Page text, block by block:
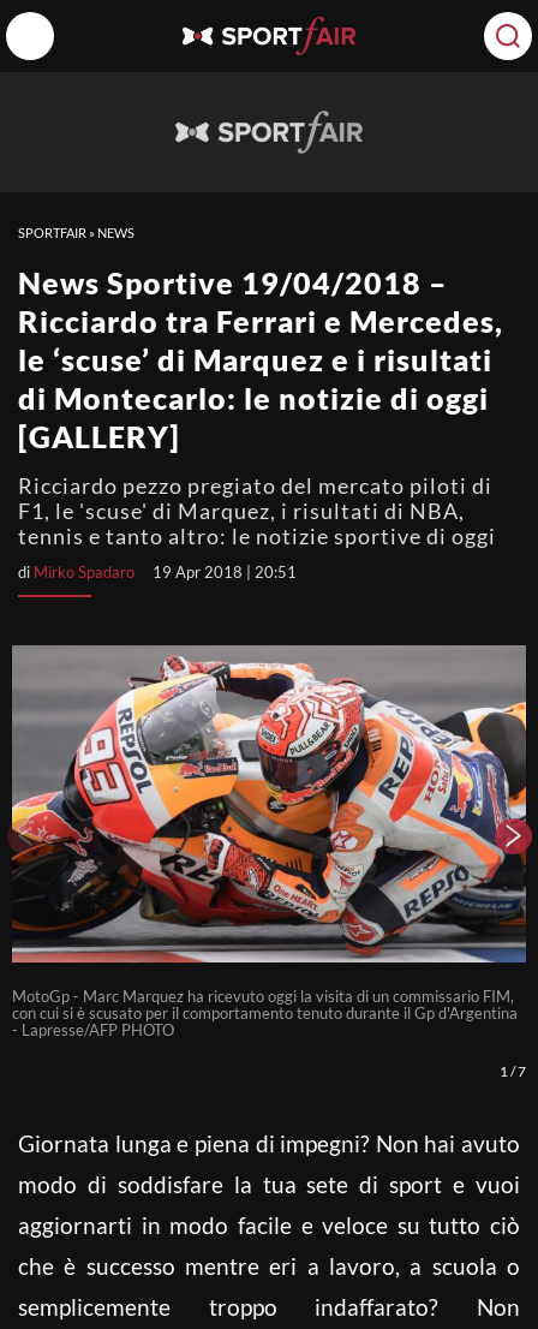
SPORTFAIR » NEWS
News Sportive 19/04/2018 –
Ricciardo tra Ferrari e Mercedes,
le ‘scuse’ di Marquez e i risultati
di Montecarlo: le notizie di oggi
[GALLERY]
Ricciardo pezzo pregiato del mercato piloti di
F1, le 'scuse' di Marquez, i risultati di NBA,
tennis e tanto altro: le notizie sportive di oggi
di Mirko Spadaro 19 Apr 2018 | 20:51
MotoGp - Marc Marquez ha ricevuto oggi la visita di un commissario FIM,
con cui si è scusato per il comportamento tenuto durante il Gp d'Argentina
- Lapresse/AFP PHOTO
1 /7
Giornata lunga e piena di impegni? Non hai avuto
modo di soddisfare la tua sete di sport e vuoi
aggiornarti in modo facile e veloce su tutto ciò
che è successo mentre eri a lavoro, a scuola o
semplicemente troppo indaffarato? Non